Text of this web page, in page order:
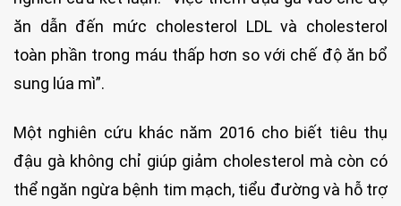
ăn dẫn đến mức cholesterol LDL và cholesterol
toàn phần trong máu thấp hơn so với chế độ ăn bổ
sung lúa mì”.
Một nghiên cứu khác năm 2016 cho biết tiêu thụ
đậu gà không chỉ giúp giảm cholesterol mà còn có
thể ngăn ngừa bệnh tim mạch, tiểu đường và hỗ trợ